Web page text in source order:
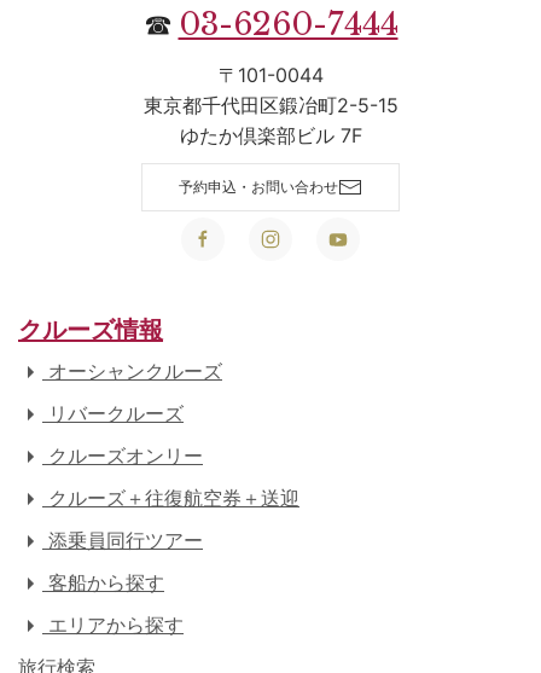
☎ 03-6260-7444
〒101-0044
東京都千代田区鍛冶町2-5-15
ゆたか倶楽部ビル 7F
予約申込・お問い合わせ
クルーズ情報
オーシャンクルーズ
リバークルーズ
クルーズオンリー
クルーズ＋往復航空券＋送迎
添乗員同行ツアー
客船から探す
エリアから探す
旅行検索